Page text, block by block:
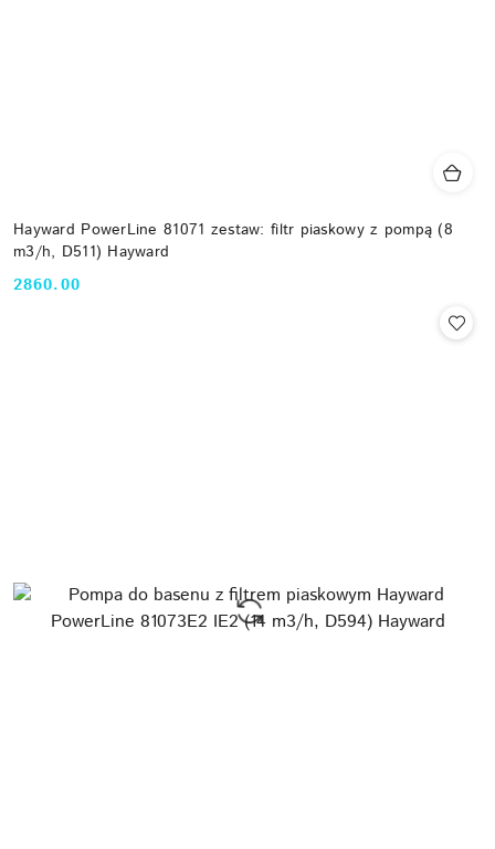
Hayward PowerLine 81071 zestaw: filtr piaskowy z pompą (8
m3/h, D511) Hayward
Cena:
2860.00